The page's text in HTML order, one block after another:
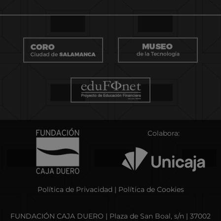
Colabora:
Política de Privacidad | Política de Cookies
FUNDACIÓN CAJA DUERO | Plaza de San Boal, s/n | 37002